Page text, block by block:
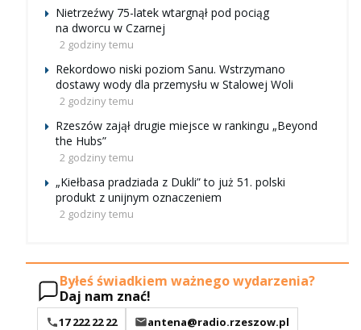
Nietrzeźwy 75-latek wtargnął pod pociąg
na dworcu w Czarnej
2 godziny temu
Rekordowo niski poziom Sanu. Wstrzymano
dostawy wody dla przemysłu w Stalowej Woli
2 godziny temu
Rzeszów zajął drugie miejsce w rankingu „Beyond
the Hubs”
2 godziny temu
„Kiełbasa pradziada z Dukli” to już 51. polski
produkt z unijnym oznaczeniem
2 godziny temu
Byłeś świadkiem ważnego wydarzenia?
Daj nam znać!
17 222 22 22
antena@radio.rzeszow.pl